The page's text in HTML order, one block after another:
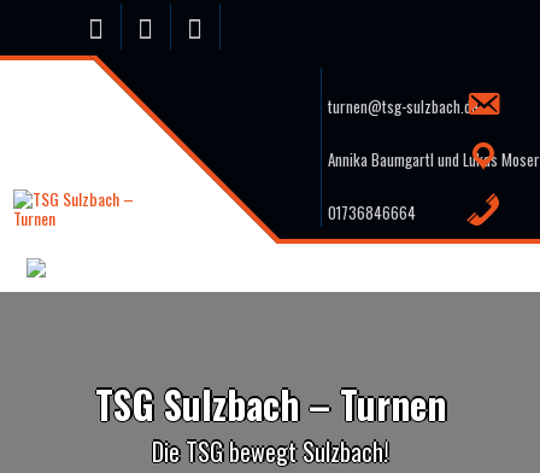
turnen@tsg-sulzbach.de
Annika Baumgartl und Lukas Moser
01736846664
TSG Sulzbach – Turnen
Die TSG bewegt Sulzbach!